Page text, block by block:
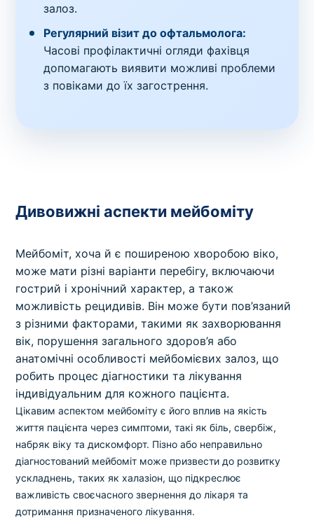
залоз.
Регулярний візит до офтальмолога:
Часові профілактичні огляди фахівця
допомагають виявити можливі проблеми
з повіками до їх загострення.
Дивовижні аспекти мейбоміту
Мейбоміт, хоча й є поширеною хворобою віко,
може мати різні варіанти перебігу, включаючи
гострий і хронічний характер, а також
можливість рецидивів. Він може бути пов’язаний
з різними факторами, такими як захворювання
вік, порушення загального здоров’я або
анатомічні особливості мейбомієвих залоз, що
робить процес діагностики та лікування
індивідуальним для кожного пацієнта.
Цікавим аспектом мейбоміту є його вплив на якість
життя пацієнта через симптоми, такі як біль, свербіж,
набряк віку та дискомфорт. Пізно або неправильно
діагностований мейбоміт може призвести до розвитку
ускладнень, таких як халазіон, що підкреслює
важливість своєчасного звернення до лікаря та
дотримання призначеного лікування.